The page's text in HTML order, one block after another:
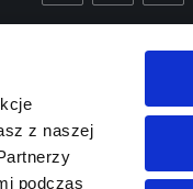
z naszej
podczas